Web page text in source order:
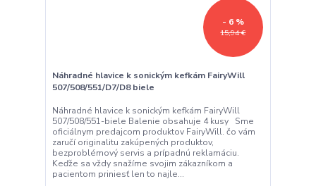
15,94 €
- 6 %
Náhradné hlavice k sonickým kefkám FairyWill
507/508/551/D7/D8 biele
Náhradné hlavice k sonickým kefkám FairyWill
507/508/551-biele Balenie obsahuje 4 kusy Sme
oficiálnym predajcom produktov FairyWill. čo vám
zaručí originalitu zakúpených produktov,
bezproblémový servis a prípadnú reklamáciu.
Keďže sa vždy snažíme svojim zákazníkom a
pacientom priniesť len to najle...